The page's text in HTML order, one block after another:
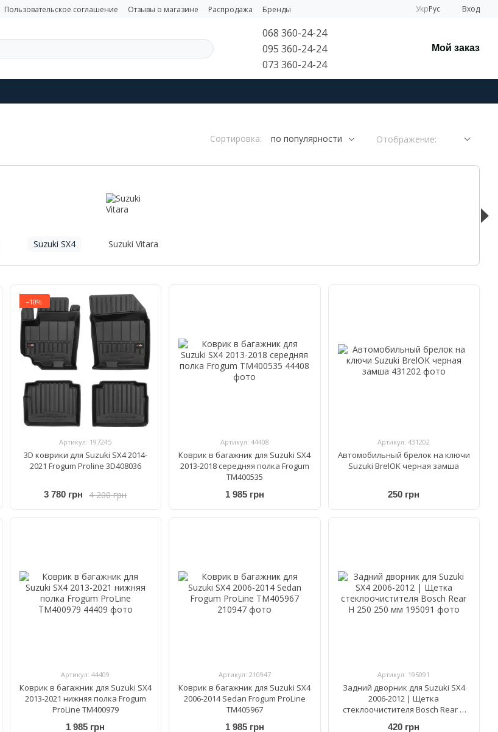
Пользовательское соглашение Отзывы о магазине Распродажа Бренды УкрРус Вход
068 360-24-24
095 360-24-24
073 360-24-24
Мой заказ
Сортировка: по популярности Отображение:
Suzuki SX4 Suzuki Vitara
−10%
Артикул: 197245
3D коврики для Suzuki SX4 2014-
2021 Frogum Proline 3D408036
4 200 грн
3 780 грн
Артикул: 44408
Коврик в багажник для Suzuki SX4
2013-2018 середняя полка Frogum
TM400535
1 985 грн
Артикул: 431202
Автомобильный брелок на ключи
Suzuki BrelOK черная замша
250 грн
Артикул: 44409
Коврик в багажник для Suzuki SX4
2013-2021 нижняя полка Frogum
ProLine TM400979
1 985 грн
Артикул: 210947
Коврик в багажник для Suzuki SX4
2006-2014 Sedan Frogum ProLine
TM405967
1 985 грн
Артикул: 195091
Задний дворник для Suzuki SX4
2006-2012 | Щетка
стеклоочистителя Bosch Rear H
420 грн